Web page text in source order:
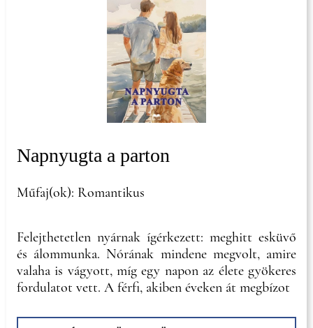
Napnyugta a parton
Műfaj(ok): Romantikus
Felejthetetlen nyárnak ígérkezett: meghitt esküvő
és álommunka. Nórának mindene megvolt, amire
valaha is vágyott, míg egy napon az élete gyökeres
fordulatot vett. A férfi, akiben éveken át megbízot